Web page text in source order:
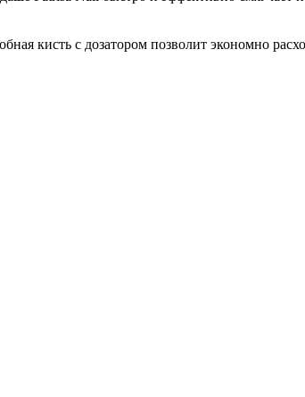
кисть с дозатором позволит экономно